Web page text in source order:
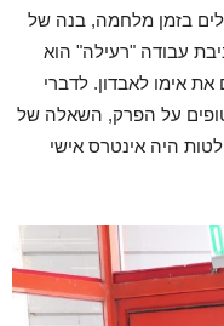
בזמן מלחמה, בנה של
עבודה "רעילה" הוא
אימו לאבדון. לדברי
על הפרק, השאלה של
היה אינטרס אישי